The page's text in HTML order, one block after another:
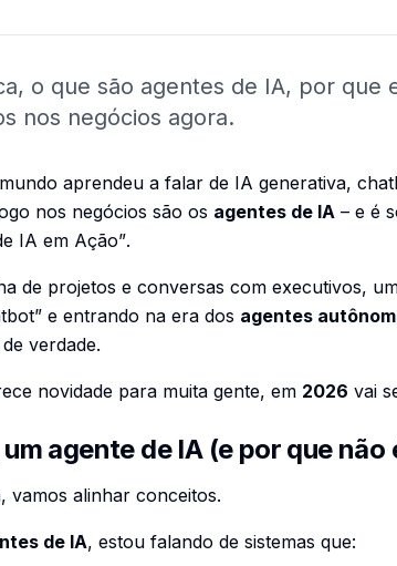
o que são agentes de IA, por que
nos negócios agora.
aprendeu a falar de IA generativa,
nos negócios são os agentes de IA – e é
IA em Ação”.
de projetos e conversas com executivos,
e entrando na era dos agentes
verdade.
novidade para muita gente, em 2026 vai
agente de IA (e por que
vamos alinhar conceitos.
de IA, estou falando de sistemas que: